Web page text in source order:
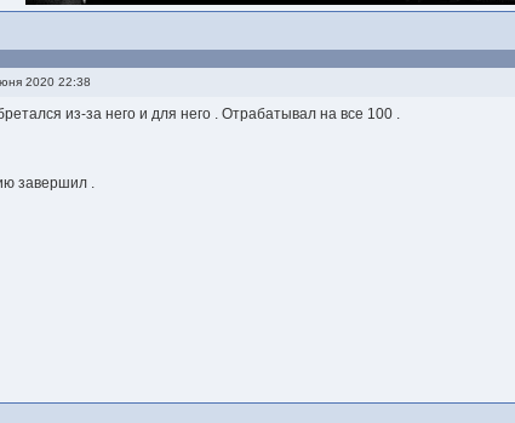
2020 22:38
из-за него и для него . Отрабатывал на все 100 .
завершил .